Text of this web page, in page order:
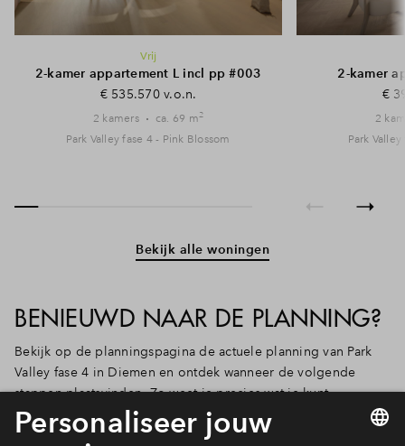
Vrij
2-kamer appartement L incl pp #003
€ 535.570 v.o.n.
2 kamers ca. 69 m2
Park Valley fase 4 - Pink Blossom
2-kamer
€
2
Park
Bekijk alle woningen
BENIEUWD NAAR DE PLANNING?
Bekijk op de planningspagina de actuele planning van Park
Valley fase 4 in Diemen en ontdek wanneer de volgende
stappen plaatsvinden. Zo weet je precies wat je kunt
verwachten!